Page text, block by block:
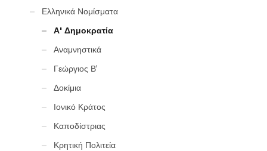
Ελληνικά Νομίσματα
Α' Δημοκρατία
Αναμνηστικά
Γεώργιος Β'
Δοκίμια
Ιονικό Κράτος
Καποδίστριας
Κρητική Πολιτεία